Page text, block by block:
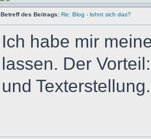
Betreff des Beitrags: Re: Blog - lohnt sich das?
Ich habe mir
lassen. Der
und Texterstellung.